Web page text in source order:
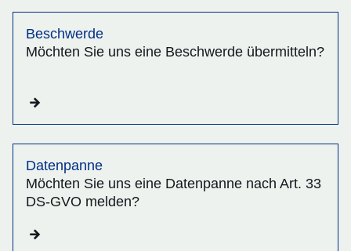
Beschwerde
Möchten Sie uns eine Beschwerde übermitteln?
Datenpanne
Möchten Sie uns eine Datenpanne nach Art. 33
DS-GVO melden?